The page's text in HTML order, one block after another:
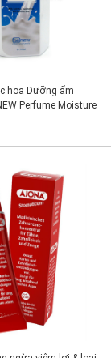
hoa Dưỡng ẩm
Perfume Moisture
500ml